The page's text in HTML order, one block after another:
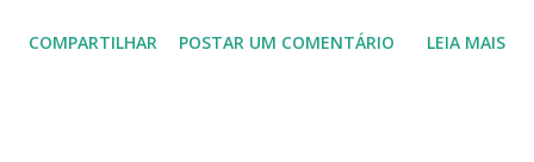
integrado com o serviço do MSN, segundo a empresa, os
COMPARTILHAR POSTAR UM COMENTÁRIO LEIA MAIS